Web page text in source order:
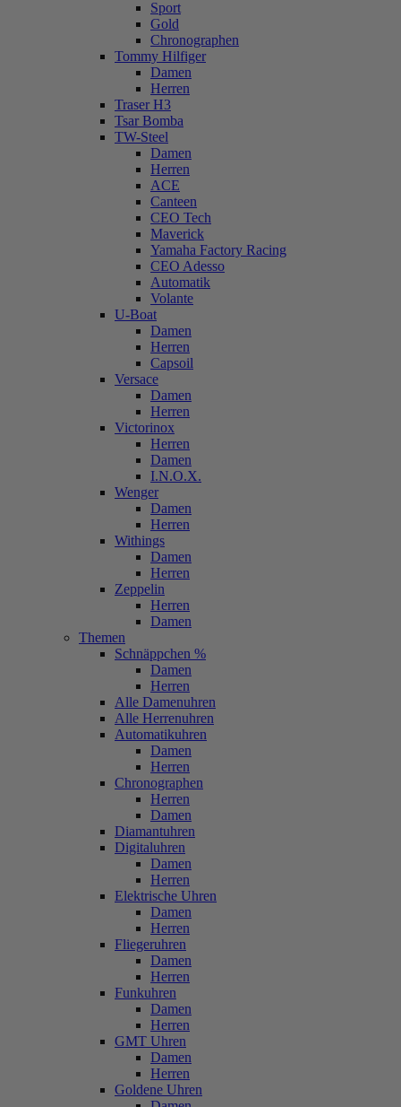
Sport
Gold
Chronographen
Tommy Hilfiger
Damen
Herren
Traser H3
Tsar Bomba
TW-Steel
Damen
Herren
ACE
Canteen
CEO Tech
Maverick
Yamaha Factory Racing
CEO Adesso
Automatik
Volante
U-Boat
Damen
Herren
Capsoil
Versace
Damen
Herren
Victorinox
Herren
Damen
I.N.O.X.
Wenger
Damen
Herren
Withings
Damen
Herren
Zeppelin
Herren
Damen
Themen
Schnäppchen %
Damen
Herren
Alle Damenuhren
Alle Herrenuhren
Automatikuhren
Damen
Herren
Chronographen
Herren
Damen
Diamantuhren
Digitaluhren
Damen
Herren
Elektrische Uhren
Damen
Herren
Fliegeruhren
Damen
Herren
Funkuhren
Damen
Herren
GMT Uhren
Damen
Herren
Goldene Uhren